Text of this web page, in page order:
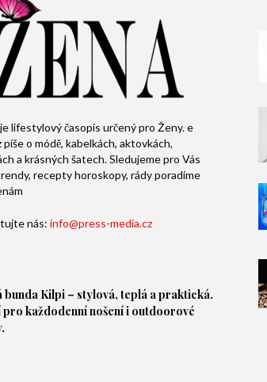
lifestylový časopis určený pro Ženy. e
píše o módě, kabelkách, aktovkách,
a krásných šatech. Sledujeme pro Vás
recepty horoskopy, rády poradíme
nás: info@press-media.cz
bunda Kilpi – stylová, teplá a praktická.
pro každodenní nošení i outdoorové